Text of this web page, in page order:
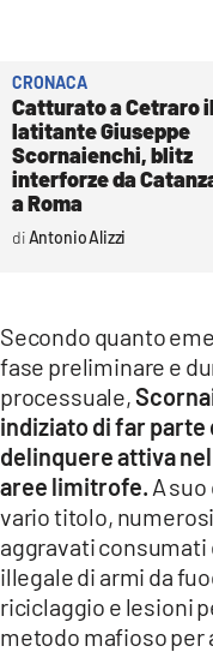
CRONACA
Catturato a Cetraro il
latitante Giuseppe
Scornaienchi, blitz
interforze da
a Roma
Antonio Alizzi
Secondo quanto
fase preliminare e
processuale,
indiziato di far parte
delinquere attiva
aree limitrofe. A
vario titolo,
aggravati
illegale di armi da
riciclaggio e lesioni
metodo mafioso per